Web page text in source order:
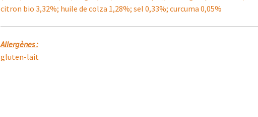
citron bio 3,32%; huile de colza 1,28%; sel 0,33%; curcuma 0,05%
Allergènes :
gluten-lait